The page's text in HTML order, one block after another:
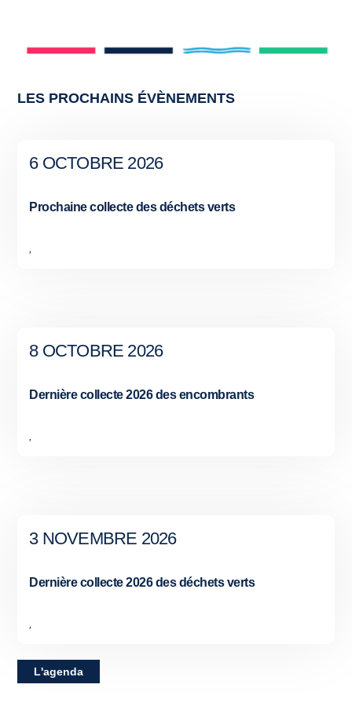
LES PROCHAINS ÉVÈNEMENTS
6 OCTOBRE 2026
Prochaine collecte des déchets verts
,
8 OCTOBRE 2026
Dernière collecte 2026 des encombrants
,
3 NOVEMBRE 2026
Dernière collecte 2026 des déchets verts
,
L'agenda